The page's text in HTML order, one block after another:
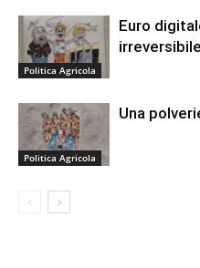
Politica Agricola
Euro
Politica Agricola
Una